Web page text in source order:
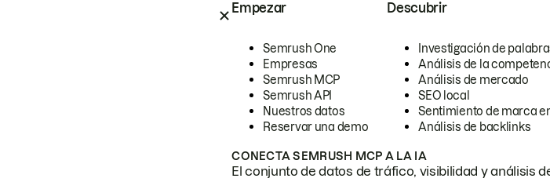
Empezar
Semrush One
Empresas
Semrush MCP
Semrush API
Nuestros datos
Reservar una demo
Descubrir
Investigación de
Análisis de la
Análisis de mercado
SEO local
Sentimiento de marca
Análisis de backlinks
CONECTA SEMRUSH MCP A LA IA
El conjunto de datos de tráfico, visibilidad y análisis